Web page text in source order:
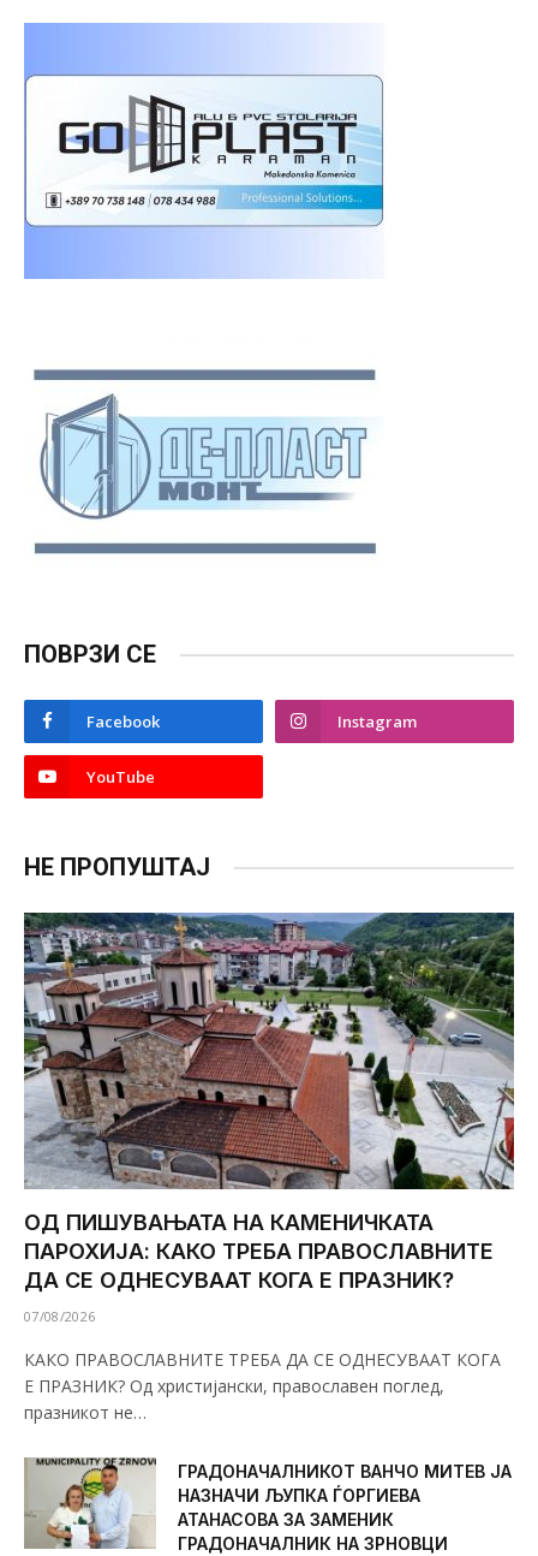
ПОВРЗИ СЕ
Facebook Instagram
YouTube
НЕ ПРОПУШТАЈ
ОД ПИШУВАЊАТА НА КАМЕНИЧКАТА
ПАРОХИЈА: КАКО ТРЕБА ПРАВОСЛАВНИТЕ
ДА СЕ ОДНЕСУВААТ КОГА Е ПРАЗНИК?
07/08/2026
КАКО ПРАВОСЛАВНИТЕ ТРЕБА ДА СЕ ОДНЕСУВААТ КОГА
Е ПРАЗНИК? Од христијански, православен поглед,
празникот не…
ГРАДОНАЧАЛНИКОТ ВАНЧО МИТЕВ ЈА
НАЗНАЧИ ЉУПКА ЃОРГИЕВА
АТАНАСОВА ЗА ЗАМЕНИК
ГРАДОНАЧАЛНИК НА ЗРНОВЦИ